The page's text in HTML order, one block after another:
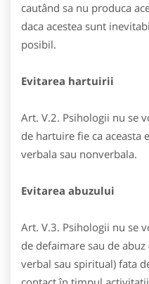
cautând sa nu produca
daca acestea sunt
posibil.
Evitarea hartuirii
Art. V.2. Psihologii nu se
de hartuire fie ca aceasta
verbala sau nonverbala.
Evitarea abuzului
Art. V.3. Psihologii nu se
de defaimare sau de
verbal sau spiritual) fata